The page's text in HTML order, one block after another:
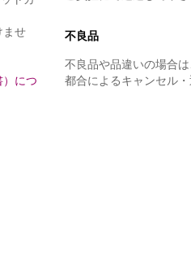
ませ
につ
不良品
不良品や品違いの場合
都合によるキャンセル